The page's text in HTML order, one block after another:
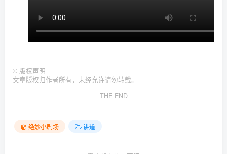
© 版权声明
文章版权归作者所有，未经允许请勿转载。
THE END
绝妙小剧场 讲道